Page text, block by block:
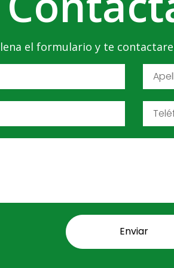
el formulario y te
Enviar